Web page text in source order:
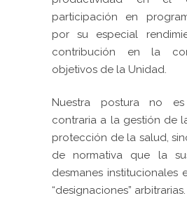
participación en
por su especial
contribución en la
objetivos de la Unidad.
Nuestra postura no
contraria a la gestión de
protección de la salud,
de normativa que la
desmanes institucionales
“designaciones” arbitrarias.